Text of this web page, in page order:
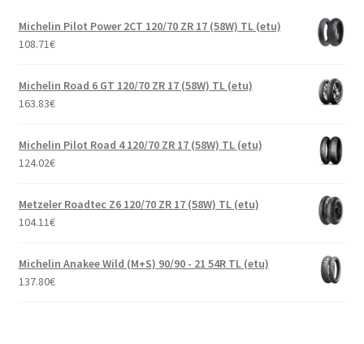
Michelin Pilot Power 2CT 120/70 ZR 17 (58W) TL (etu)
108.71€
Michelin Road 6 GT 120/70 ZR 17 (58W) TL (etu)
163.83€
Michelin Pilot Road 4 120/70 ZR 17 (58W) TL (etu)
124.02€
Metzeler Roadtec Z6 120/70 ZR 17 (58W) TL (etu)
104.11€
Michelin Anakee Wild (M+S) 90/90 - 21 54R TL (etu)
137.80€